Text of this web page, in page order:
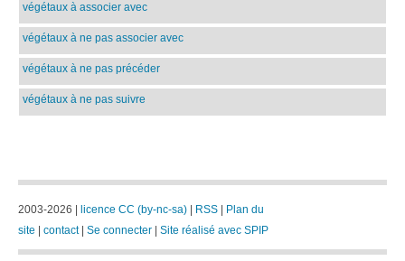
végétaux à associer avec
végétaux à ne pas associer avec
végétaux à ne pas précéder
végétaux à ne pas suivre
2003-2026 | licence CC (by-nc-sa) RSS
Plan du
site
contact| Se connecter Site réalisé avec SPIP